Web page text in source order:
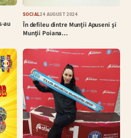
au
SOCIAL24 AUGUST 2024
În defileu dintre Munţii Apuseni şi
Munţii Poiana…